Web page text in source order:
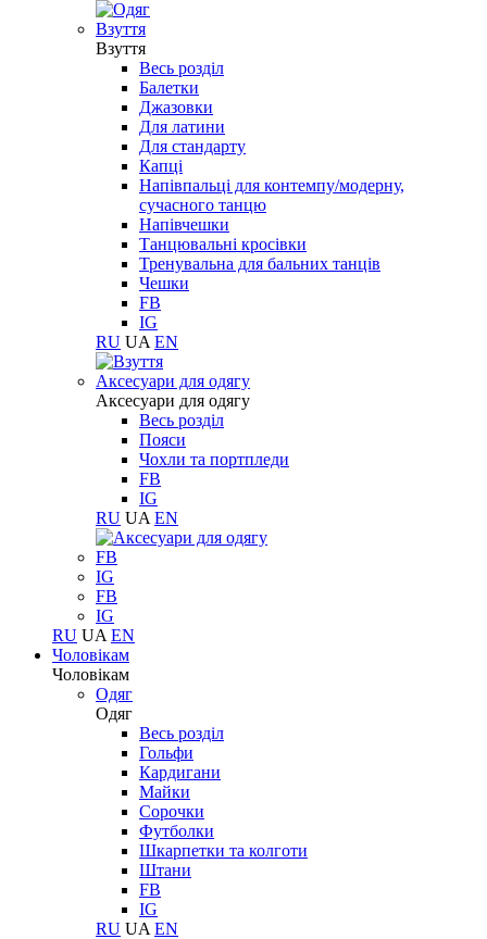
Взуття
Взуття
Весь розділ
Балетки
Джазовки
Для латини
Для стандарту
Капці
Напівпальці для контемпу/модерну,
сучасного танцю
Напівчешки
Танцювальні кросівки
Тренувальна для бальних танців
Чешки
FB
IG
RU UA EN
Aксесуари для одягу
Aксесуари для одягу
Весь розділ
Пояси
Чохли та портпледи
FB
IG
RU UA EN
FB
IG
FB
IG
RU UA EN
Чоловікам
Чоловікам
Одяг
Одяг
Весь розділ
Гольфи
Кардигани
Майки
Сорочки
Футболки
Шкарпетки та колготи
Штани
FB
IG
RU UA EN